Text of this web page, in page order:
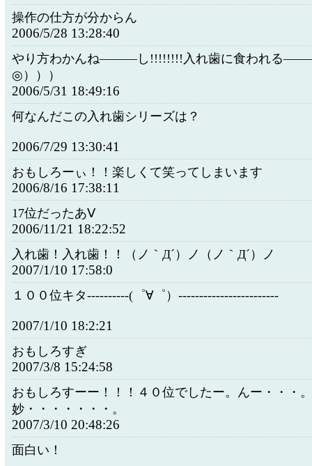
操作の仕方が分からん
2006/5/28 13:28:40
やり方わかんね―――し!!!!!!!!入れ歯に食われる
◎）））
2006/5/31 18:49:16
何なんだこの入れ歯シリーズは？
2006/7/29 13:30:41
おもしろーぃ！！楽しくて笑ってしまいます
2006/8/16 17:38:11
17位だったあⅤ
2006/11/21 18:22:52
入れ歯！入れ歯！！（ノ｀Д´）ノ（ノ｀Д´）ノ
2007/1/10 17:58:0
１００位キタ----------(゜∀゜）------------------------
2007/1/10 18:2:21
おもしろすぎ
2007/3/8 15:24:58
おもしろすーー！！！４０位でしたー。んー・・・
妙・・・・・・・。
2007/3/10 20:48:26
面白い！